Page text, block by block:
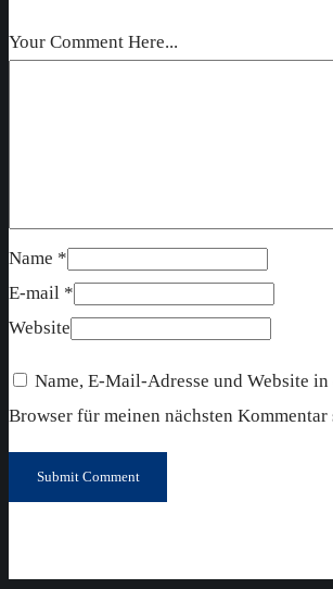
Your Comment Here...
Name *
E-mail *
Website
Name, E-Mail-Adresse und Website in
Browser für meinen nächsten Kommentar